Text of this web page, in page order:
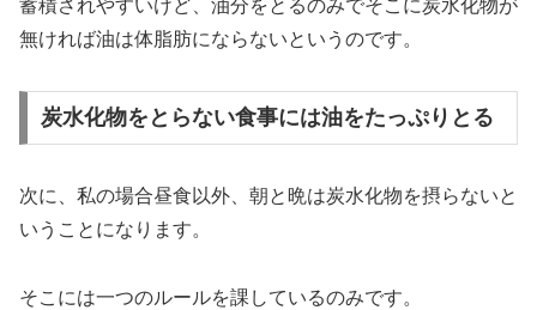
蓄積されやすいけど、油分をとるのみでそこに炭水化物が
無ければ油は体脂肪にならないというのです。
炭水化物をとらない食事には油をたっぷりとる
次に、私の場合昼食以外、朝と晩は炭水化物を摂らないと
いうことになります。
そこには一つのルールを課しているのみです。